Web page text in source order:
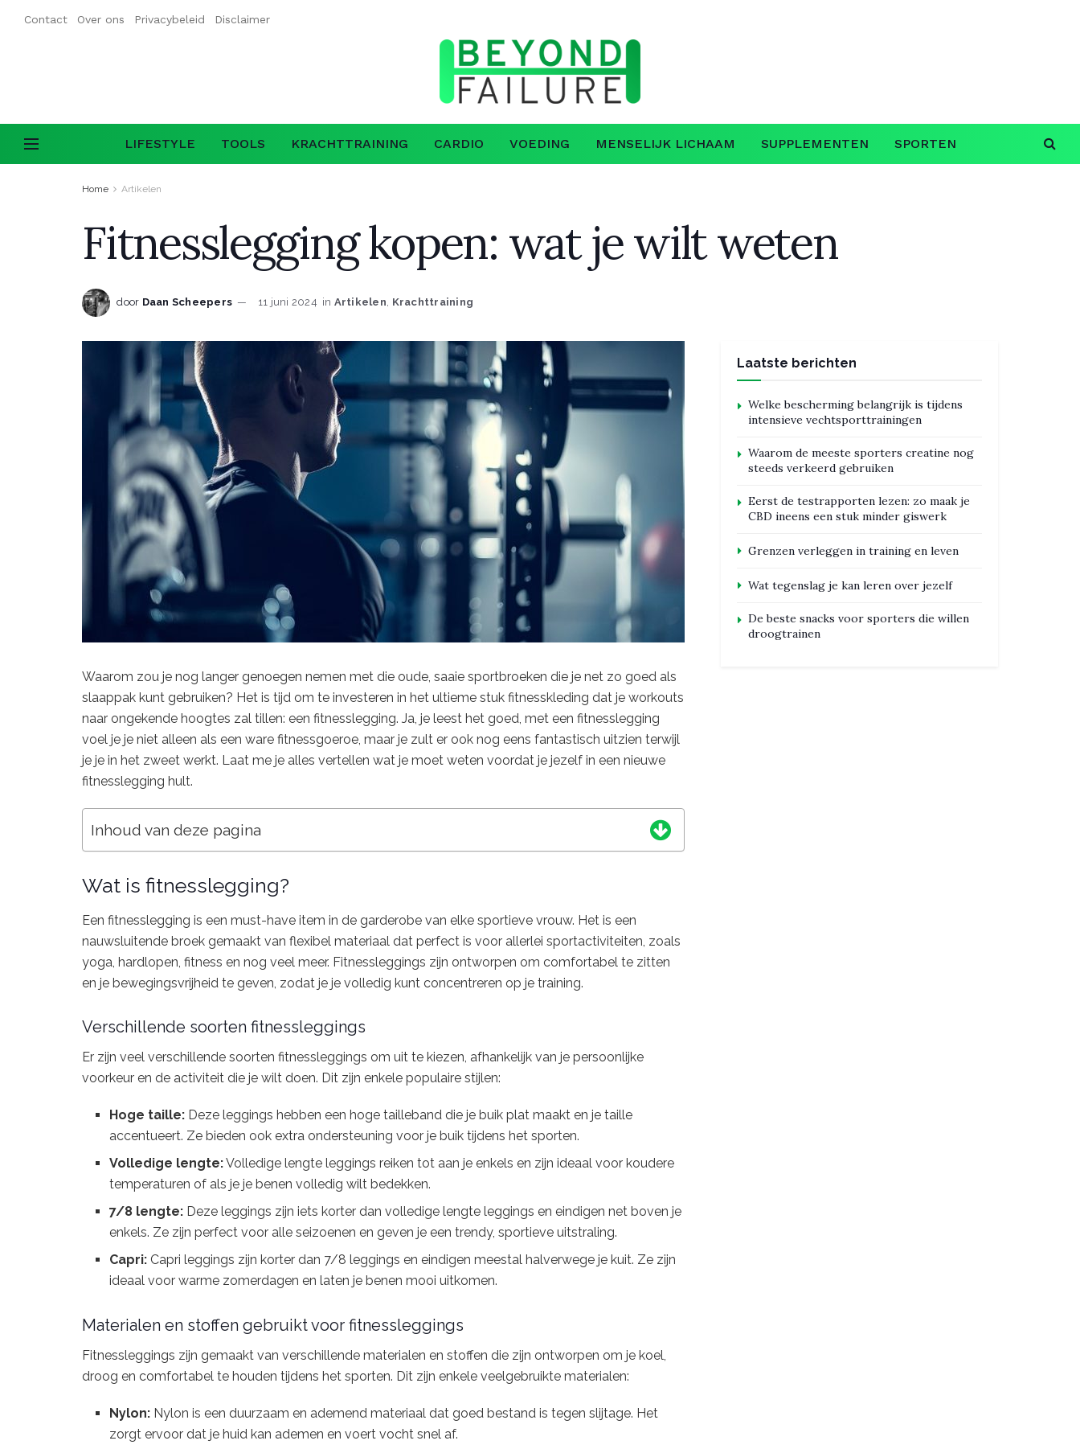
Contact Over ons Privacybeleid Disclaimer
LIFESTYLE TOOLS KRACHTTRAINING CARDIO VOEDING MENSELIJK LICHAAM SUPPLEMENTEN SPORTEN
Home Artikelen
Fitnesslegging kopen: wat je wilt weten
door Daan Scheepers 11 juni 2024 in Artikelen, Krachttraining
Waarom zou je nog langer genoegen nemen met die oude, saaie sportbroeken die je net zo goed als
slaappak kunt gebruiken? Het is tijd om te investeren in het ultieme stuk fitnesskleding dat je workouts
naar ongekende hoogtes zal tillen: een fitnesslegging. Ja, je leest het goed, met een fitnesslegging
voel je je niet alleen als een ware fitnessgoeroe, maar je zult er ook nog eens fantastisch uitzien terwijl
je je in het zweet werkt. Laat me je alles vertellen wat je moet weten voordat je jezelf in een nieuwe
fitnesslegging hult.
Inhoud van deze pagina
Wat is fitnesslegging?
Een fitnesslegging is een must-have item in de garderobe van elke sportieve vrouw. Het is een
nauwsluitende broek gemaakt van flexibel materiaal dat perfect is voor allerlei sportactiviteiten, zoals
yoga, hardlopen, fitness en nog veel meer. Fitnessleggings zijn ontworpen om comfortabel te zitten
en je bewegingsvrijheid te geven, zodat je je volledig kunt concentreren op je training.
Verschillende soorten fitnessleggings
Er zijn veel verschillende soorten fitnessleggings om uit te kiezen, afhankelijk van je persoonlijke
voorkeur en de activiteit die je wilt doen. Dit zijn enkele populaire stijlen:
Hoge taille: Deze leggings hebben een hoge tailleband die je buik plat maakt en je taille
accentueert. Ze bieden ook extra ondersteuning voor je buik tijdens het sporten.
Volledige lengte:Volledige lengte leggings reiken tot aan je enkels en zijn ideaal voor koudere
temperaturen of als je je benen volledig wilt bedekken.
7/8 lengte: Deze leggings zijn iets korter dan volledige lengte leggings en eindigen net boven je
enkels. Ze zijn perfect voor alle seizoenen en geven je een trendy, sportieve uitstraling.
Capri: Capri leggings zijn korter dan 7/8 leggings en eindigen meestal halverwege je kuit. Ze zijn
ideaal voor warme zomerdagen en laten je benen mooi uitkomen.
Materialen en stoffen gebruikt voor fitnessleggings
Fitnessleggings zijn gemaakt van verschillende materialen en stoffen die zijn ontworpen om je koel,
droog en comfortabel te houden tijdens het sporten. Dit zijn enkele veelgebruikte materialen:
Nylon: Nylon is een duurzaam en ademend materiaal dat goed bestand is tegen slijtage. Het
zorgt ervoor dat je huid kan ademen en voert vocht snel af.
Laatste berichten
Welke bescherming belangrijk is tijdens
intensieve vechtsporttrainingen
Waarom de meeste sporters creatine nog
steeds verkeerd gebruiken
Eerst de testrapporten lezen: zo maak je
CBD ineens een stuk minder giswerk
Grenzen verleggen in training en leven
Wat tegenslag je kan leren over jezelf
De beste snacks voor sporters die willen
droogtrainen